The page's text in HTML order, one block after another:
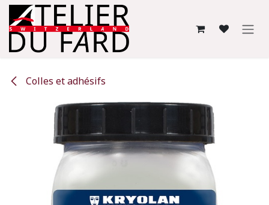
Se rendre au contenu
Colles et adhésifs